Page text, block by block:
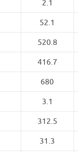
2.1
52.1
520.8
416.7
680
3.1
312.5
31.3